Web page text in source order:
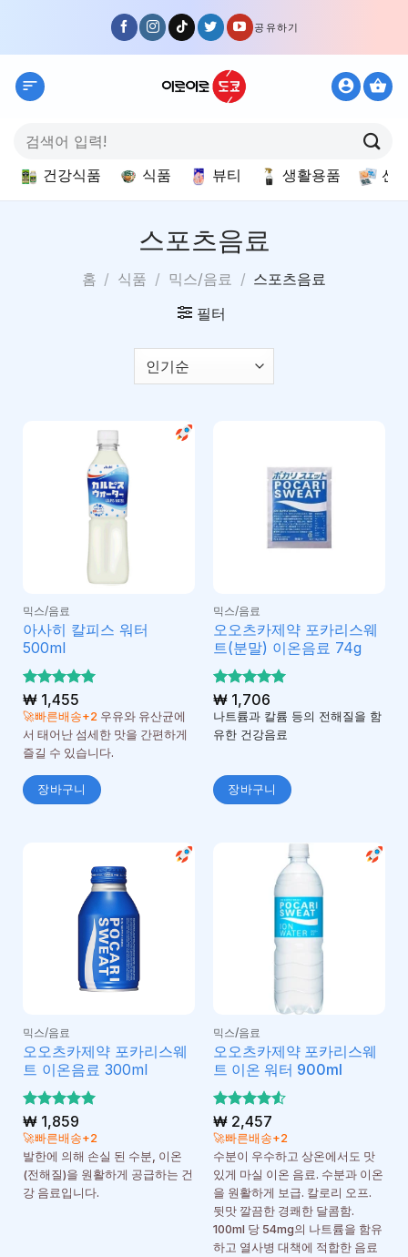
content
공유하기
색:
건강식품 식품 뷰티 생활용품 선
스포츠음료
홈 / 식품 / 믹스/음료 / 스포츠음료
필터
믹스/음료
아사히 칼피스 워터
500ml
5 중에서
5로 평가
됨
₩1,455
🚀빠른배송+2 우유와 유산균에
서 태어난 섬세한 맛을 간편하게
즐길 수 있습니다.
장바구니
믹스/음료
오오츠카제약 포카리스웨
트(분말) 이온음료 74g
5 중에서
5로 평가
됨
₩1,706
나트륨과 칼륨 등의 전해질을 함
유한 건강음료
장바구니
믹스/음료
오오츠카제약 포카리스웨
트 이온음료 300ml
5 중에서
5로 평가
됨
₩1,859
🚀빠른배송+2
발한에 의해 손실 된 수분, 이온
(전해질)을 원활하게 공급하는 건
강 음료입니다.
믹스/음료
오오츠카제약 포카리스웨
트 이온 워터 900ml
5 중에서
4.5로 평
가됨
₩2,457
🚀빠른배송+2
수분이 우수하고 상온에서도 맛
있게 마실 이온 음료. 수분과 이온
을 원활하게 보급. 칼로리 오프.
뒷맛 깔끔한 경쾌한 달콤함.
100ml 당 54mg의 나트륨을 함유
하고 열사병 대책에 적합한 음료